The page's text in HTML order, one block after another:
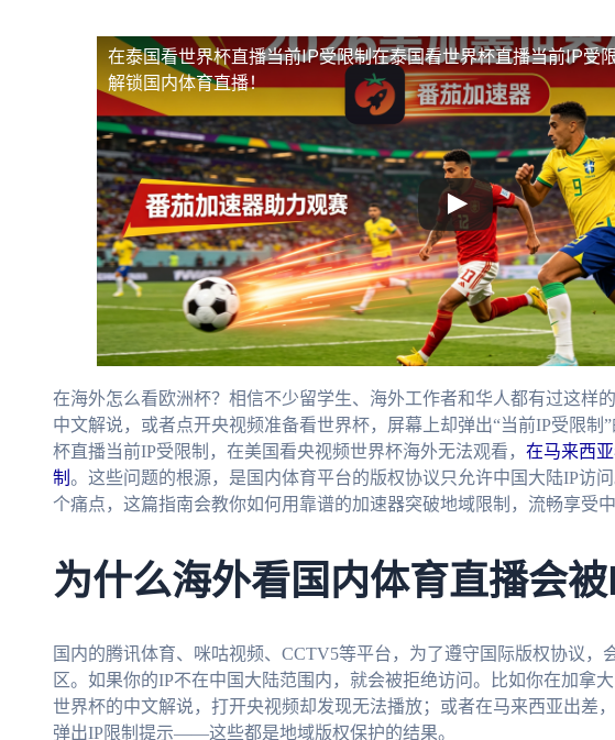
在泰国看世界杯直播当前IP受限制在泰国看世界杯直播当前IP受
解锁国内体育直播！
在海外怎么看欧洲杯？相信不少留学生、海外工作者和华人都有过这样
中文解说，或者点开央视频准备看世界杯，屏幕上却弹出“当前IP受限
杯直播当前IP受限制，在美国看央视频世界杯海外无法观看， 在马来西
制 。这些问题的根源，是国内体育平台的版权协议只允许中国大陆IP访
个痛点，这篇指南会教你如何用靠谱的加速器突破地域限制，流畅享受
为什么海外看国内体育直播会被
国内的腾讯体育、咪咕视频、CCTV5等平台，为了遵守国际版权协议，
区。如果你的IP不在中国大陆范围内，就会被拒绝访问。比如你在加拿
世界杯的中文解说，打开央视频却发现无法播放；或者在马来西亚出差
弹出IP限制提示——这些都是地域版权保护的结果。